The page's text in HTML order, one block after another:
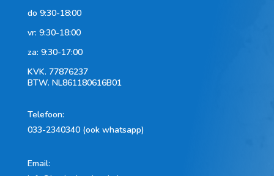
do 9:30-18:00
vr: 9:30-18:00
za: 9:30-17:00
KVK. 77876237
BTW. NL861180616B01
Telefoon:
033-2340340 (ook whatsapp)
Email: